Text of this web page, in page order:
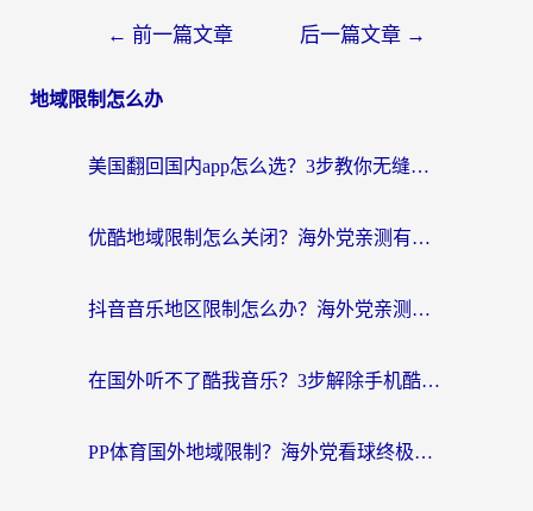
← 前一篇文章 后一篇文章 →
地域限制怎么办
美国翻回国内app怎么选？3步教你无缝刷剧、登12123、访问国内网站
优酷地域限制怎么关闭？海外党亲测有效的追剧加速器选择指南
抖音音乐地区限制怎么办？海外党亲测有效的听歌自由指南
在国外听不了酷我音乐？3步解除手机酷我音乐海外限制，附实测好用加速器
PP体育国外地域限制？海外党看球终极方案：从欧洲杯到奥运会，中文解说不卡顿！